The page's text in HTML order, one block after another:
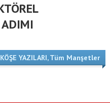
ADIMI
KÖŞE YAZILARI,Tüm Manşetler